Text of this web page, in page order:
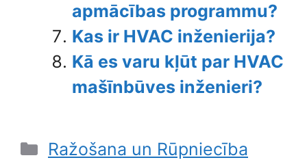
apmācības programmu?
Kas ir HVAC inženierija?
Kā es varu kļūt par HVAC
mašīnbūves inženieri?
Categories
Ražošana un Rūpniecība